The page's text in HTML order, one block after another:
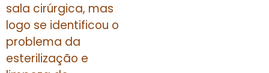
sala cirúrgica, mas
logo se identificou o
problema da
esterilização e